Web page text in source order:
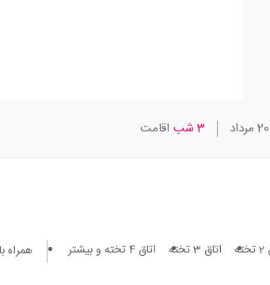
3 شب اقامت
اتاق 3 تخته اتاق 4 تخته و بیشتر همراه